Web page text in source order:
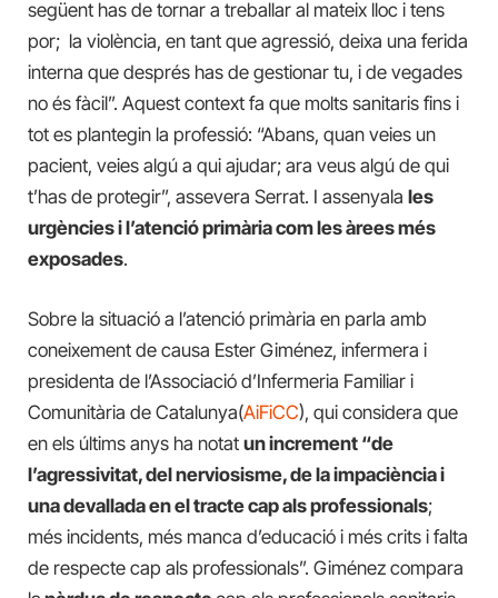
següent has de tornar a treballar al mateix lloc i tens
por; la violència, en tant que agressió, deixa una ferida
interna que després has de gestionar tu, i de vegades
no és fàcil”. Aquest context fa que molts sanitaris fins i
tot es plantegin la professió: “Abans, quan veies un
pacient, veies algú a qui ajudar; ara veus algú de qui
t’has de protegir”, assevera Serrat. I assenyala les
urgències i l’atenció primària com les àrees més
exposades.
Sobre la situació a l’atenció primària en parla amb
coneixement de causa Ester Giménez, infermera i
presidenta de l’Associació d’Infermeria Familiar i
Comunitària de Catalunya(AiFiCC), qui considera que
en els últims anys ha notat un increment “de
l’agressivitat, del nerviosisme, de la impaciència i
una devallada en el tracte cap als professionals;
més incidents, més manca d’educació i més crits i falta
de respecte cap als professionals”. Giménez compara